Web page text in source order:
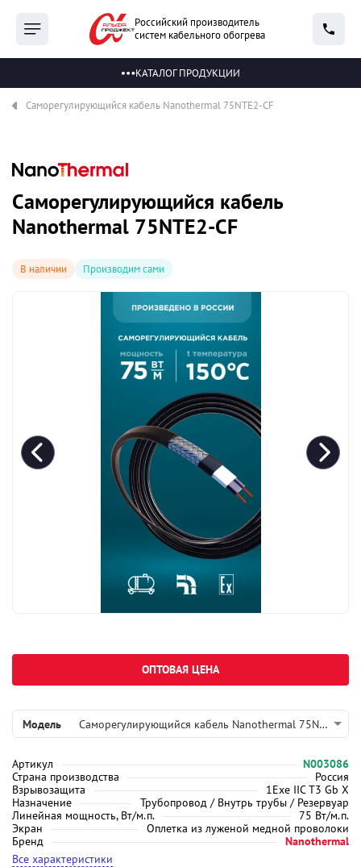
Российский производитель
систем кабельного обогрева
КАТАЛОГ ПРОДУКЦИИ
Саморегулирующийся кабель Nanothermal 75NTE2-CF
В наличии Производим сами
Саморегулирующийся кабель
Nanothermal 75NTE2-CF
Модель Саморегулирующийся кабель Nanothermal 75NTE2-CF
Артикул
N003086
Страна производства
Россия
Взрывозащита
1Exe IIC T3 Gb X
Назначение
Трубопровод / Внутрь трубы / Резервуар
Линейная мощность, Вт/м.п.
75 Вт/м.п.
Экран
Оплетка из луженой медной проволоки
Бренд
Nanothermal
Все характеристики
ОПТОВАЯ ЦЕНА